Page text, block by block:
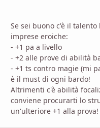
Se sei buono c'è il
imprese eroiche:
- +1 pa a livello
- +2 alle prove di abilità
- +1 ts contro magie (mi
è il must di ogni bardo!
Altrimenti c'è abilità
conviene procurarti lo
un'ulteriore +1 alla prova!